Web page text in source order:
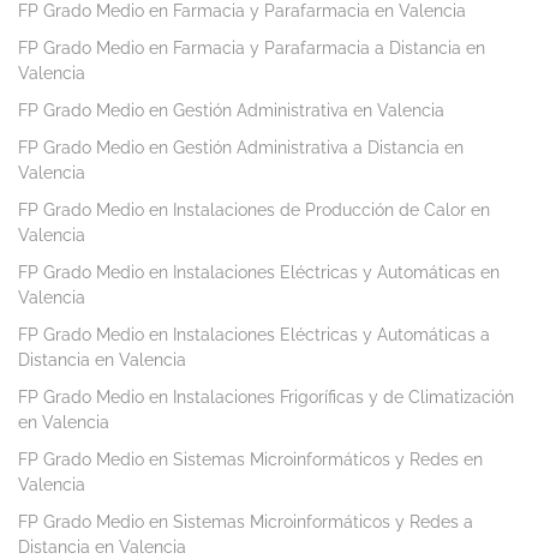
FP Grado Medio en Farmacia y Parafarmacia en Valencia
FP Grado Medio en Farmacia y Parafarmacia a Distancia en
Valencia
FP Grado Medio en Gestión Administrativa en Valencia
FP Grado Medio en Gestión Administrativa a Distancia en
Valencia
FP Grado Medio en Instalaciones de Producción de Calor en
Valencia
FP Grado Medio en Instalaciones Eléctricas y Automáticas en
Valencia
FP Grado Medio en Instalaciones Eléctricas y Automáticas a
Distancia en Valencia
FP Grado Medio en Instalaciones Frigoríficas y de Climatización
en Valencia
FP Grado Medio en Sistemas Microinformáticos y Redes en
Valencia
FP Grado Medio en Sistemas Microinformáticos y Redes a
Distancia en Valencia